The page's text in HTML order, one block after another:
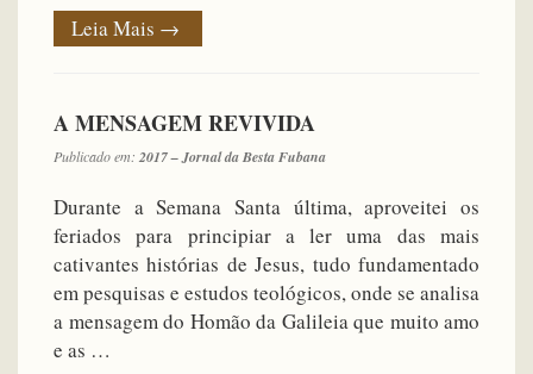
Leia Mais →
A MENSAGEM REVIVIDA
Publicado em: 2017 – Jornal da Besta Fubana
Durante a Semana Santa última, aproveitei os
feriados para principiar a ler uma das mais
cativantes histórias de Jesus, tudo fundamentado
em pesquisas e estudos teológicos, onde se analisa
a mensagem do Homão da Galileia que muito amo
e as …